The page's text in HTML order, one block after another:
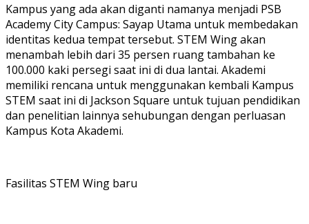
Kampus yang ada akan diganti namanya menjadi PSB
Academy City Campus: Sayap Utama untuk membedakan
identitas kedua tempat tersebut. STEM Wing akan
menambah lebih dari 35 persen ruang tambahan ke
100.000 kaki persegi saat ini di dua lantai. Akademi
memiliki rencana untuk menggunakan kembali Kampus
STEM saat ini di Jackson Square untuk tujuan pendidikan
dan penelitian lainnya sehubungan dengan perluasan
Kampus Kota Akademi.
Fasilitas STEM Wing baru